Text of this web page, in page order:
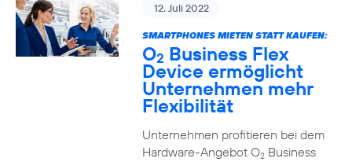
12. Juli 2022
SMARTPHONES MIETEN STATT KAUFEN:
O2 Business Flex
Device ermöglicht
Unternehmen mehr
Flexibilität
Unternehmen profitieren bei dem
Hardware-Angebot O2Business